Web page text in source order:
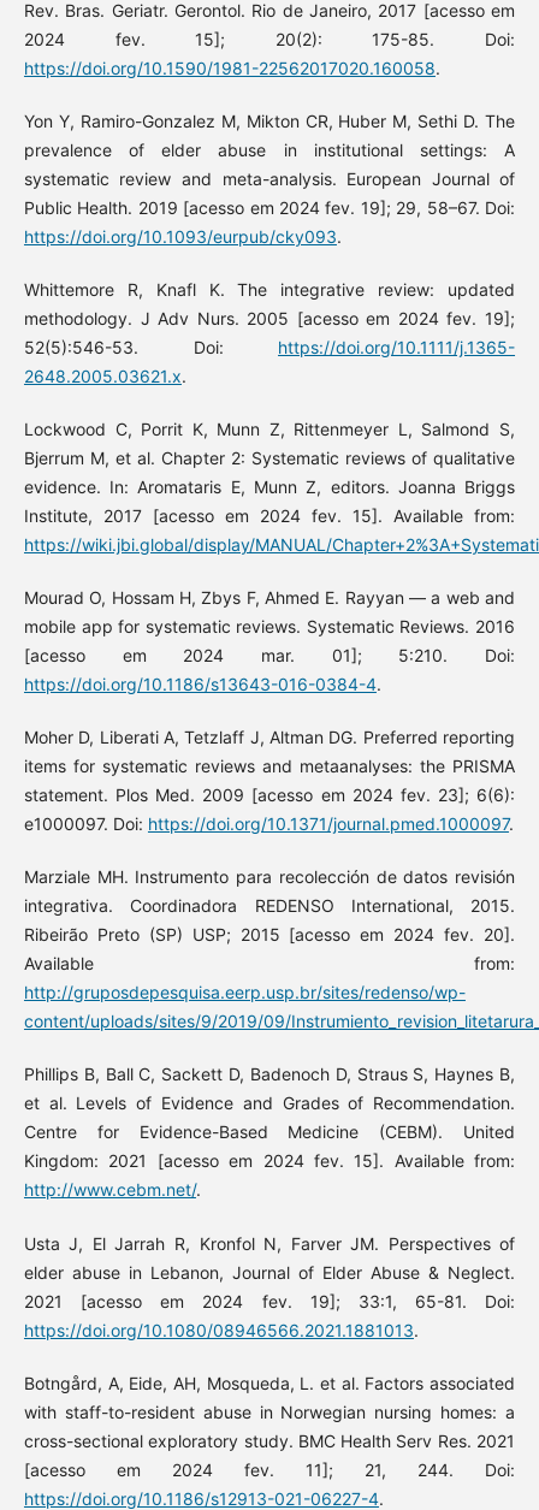
Rev. Bras. Geriatr. Gerontol. Rio de Janeiro, 2017 [acesso em
2024 fev. 15]; 20(2): 175-85. Doi:
https://doi.org/10.1590/1981-22562017020.160058.
Yon Y, Ramiro-Gonzalez M, Mikton CR, Huber M, Sethi D. The
prevalence of elder abuse in institutional settings: A
systematic review and meta-analysis. European Journal of
Public Health. 2019 [acesso em 2024 fev. 19]; 29, 58–67. Doi:
https://doi.org/10.1093/eurpub/cky093.
Whittemore R, Knafl K. The integrative review: updated
methodology. J Adv Nurs. 2005 [acesso em 2024 fev. 19];
52(5):546-53. Doi: https://doi.org/10.1111/j.1365-
2648.2005.03621.x.
Lockwood C, Porrit K, Munn Z, Rittenmeyer L, Salmond S,
Bjerrum M, et al. Chapter 2: Systematic reviews of qualitative
evidence. In: Aromataris E, Munn Z, editors. Joanna Briggs
Institute, 2017 [acesso em 2024 fev. 15]. Available from:
https://wiki.jbi.global/display/MANUAL/
Mourad O, Hossam H, Zbys F, Ahmed E. Rayyan — a web and
mobile app for systematic reviews. Systematic Reviews. 2016
[acesso em 2024 mar. 01]; 5:210. Doi:
https://doi.org/10.1186/s13643-016-0384-4.
Moher D, Liberati A, Tetzlaff J, Altman DG. Preferred reporting
items for systematic reviews and metaanalyses: the PRISMA
statement. Plos Med. 2009 [acesso em 2024 fev. 23]; 6(6):
e1000097. Doi: https://doi.org/10.1371/journal.pmed.1000097.
Marziale MH. Instrumento para recolección de datos revisión
integrativa. Coordinadora REDENSO International, 2015.
Ribeirão Preto (SP) USP; 2015 [acesso em 2024 fev. 20].
Available from:
http://gruposdepesquisa.eerp.usp.br/sites/redenso/wp-
content/uploads/sites/9/2019/09/
Phillips B, Ball C, Sackett D, Badenoch D, Straus S, Haynes B,
et al. Levels of Evidence and Grades of Recommendation.
Centre for Evidence-Based Medicine (CEBM). United
Kingdom: 2021 [acesso em 2024 fev. 15]. Available from:
http://www.cebm.net/.
Usta J, El Jarrah R, Kronfol N, Farver JM. Perspectives of
elder abuse in Lebanon, Journal of Elder Abuse & Neglect.
2021 [acesso em 2024 fev. 19]; 33:1, 65-81. Doi:
https://doi.org/10.1080/08946566.2021.1881013.
Botngård, A, Eide, AH, Mosqueda, L. et al. Factors associated
with staff-to-resident abuse in Norwegian nursing homes: a
cross-sectional exploratory study. BMC Health Serv Res. 2021
[acesso em 2024 fev. 11]; 21, 244. Doi:
https://doi.org/10.1186/s12913-021-06227-4.